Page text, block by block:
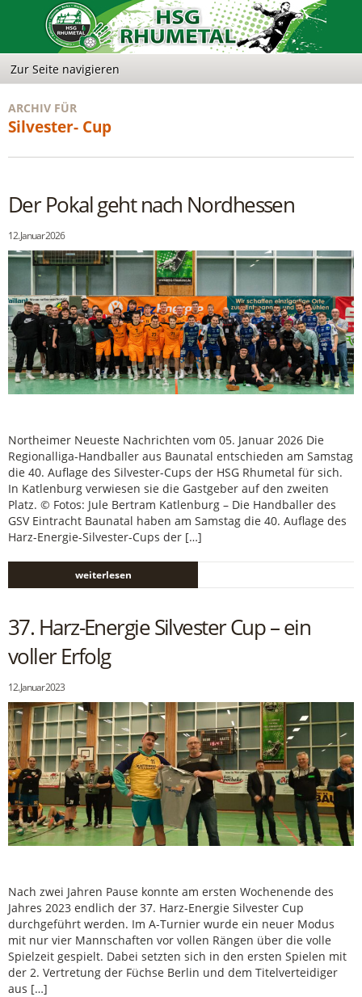
ARCHIV FÜR
Silvester- Cup
Der Pokal geht nach Nordhessen
12. Januar 2026
Northeimer Neueste Nachrichten vom 05. Januar 2026 Die
Regionalliga-Handballer aus Baunatal entschieden am Samstag
die 40. Auﬂage des Silvester-Cups der HSG Rhumetal für sich.
In Katlenburg verwiesen sie die Gastgeber auf den zweiten
Platz. © Fotos: Jule Bertram Katlenburg – Die Handballer des
GSV Eintracht Baunatal haben am Samstag die 40. Auﬂage des
Harz-Energie-Silvester-Cups der […]
weiterlesen
37. Harz-Energie Silvester Cup – ein
voller Erfolg
12. Januar 2023
Nach zwei Jahren Pause konnte am ersten Wochenende des
Jahres 2023 endlich der 37. Harz-Energie Silvester Cup
durchgeführt werden. Im A-Turnier wurde ein neuer Modus
mit nur vier Mannschaften vor vollen Rängen über die volle
Spielzeit gespielt. Dabei setzten sich in den ersten Spielen mit
der 2. Vertretung der Füchse Berlin und dem Titelverteidiger
aus […]